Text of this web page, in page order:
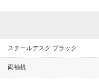
スチールデスク ブラック
両袖机